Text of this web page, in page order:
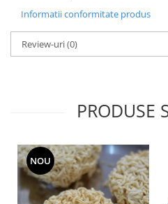
Informatii conformitate produs
Review-uri(0)
PRODUSE
NOU